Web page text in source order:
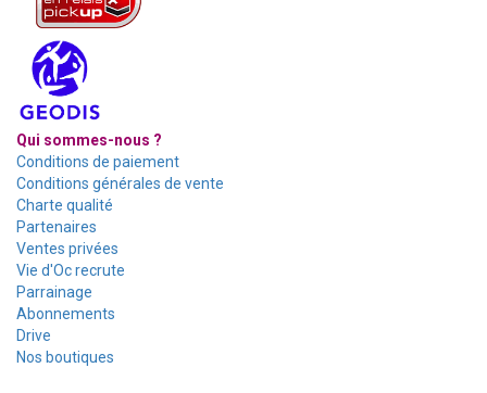
Qui sommes-nous ?
Conditions de paiement
Conditions générales de vente
Charte qualité
Partenaires
Ventes privées
Vie d'Oc recrute
Parrainage
Abonnements
Drive
Nos boutiques